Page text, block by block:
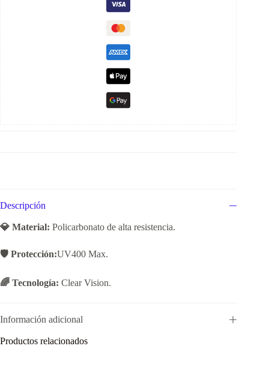
Descripción
💎 Material: Policarbonato de alta resistencia.
🛡️ Protección:UV400 Max.
🌈 Tecnología: Clear Vision.
Información adicional
Productos relacionados